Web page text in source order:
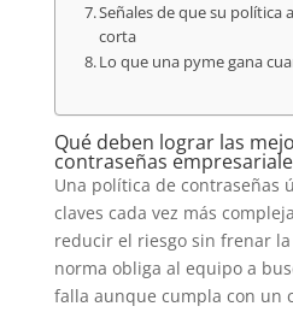
Señales de que su política
corta
Lo que una pyme gana
Qué deben lograr las
contraseñas
Una política de contraseñas
claves cada vez más
reducir el riesgo sin frenar
norma obliga al equipo a
falla aunque cumpla con un